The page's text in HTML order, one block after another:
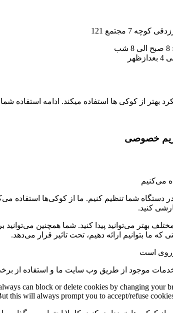
7 مجتمع 121
8 صبح الی 8 شب
بهتر از کوکی ها استفاده میکند. ادامه استفاده
خصوصی
می‌کنیم
شما تنظیم کنیم. ما از کوکی‌ها استفاده
کنید.
بهتر می‌توانید پیدا کنید. شما همچنین
ما بتوانیم ارائه دهیم، تحت تاثیر قرار می‌دهد.
است
خدمات موجود از طریق وب سایت ما و استفاده از
can block or delete cookies by changing your
this will always prompt you to accept/refuse